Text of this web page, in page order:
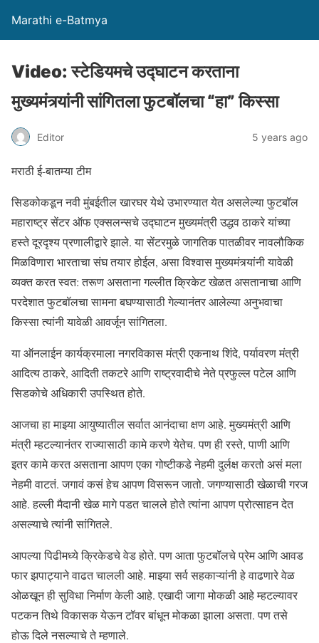
Marathi e-Batmya
Video: स्टेडियमचे उद्घाटन करताना
मुख्यमंत्र्यांनी सांगितला फुटबॉलचा “हा” किस्सा
Editor 5 years ago
मराठी ई-बातम्या टीम
सिडकोकडून नवी मुंबईतील खारघर येथे उभारण्यात येत असलेल्या फुटबॉल
महाराष्ट्र सेंटर ऑफ एक्सलन्सचे उद्घाटन मुख्यमंत्री उद्धव ठाकरे यांच्या
हस्ते दूरदृश्य प्रणालीद्वारे झाले. या सेंटरमुळे जागतिक पातळीवर नावलौकिक
मिळविणारा भारताचा संघ तयार होईल, असा विश्वास मुख्यमंत्र्यांनी यावेळी
व्यक्त करत स्वत: तरूण असताना गल्लीत क्रिकेट खेळत असतानाचा आणि
परदेशात फुटबॉलचा सामना बघण्यासाठी गेल्यानंतर आलेल्या अनुभवाचा
किस्सा त्यांनी यावेळी आवर्जून सांगितला.
या ऑनलाईन कार्यक्रमाला नगरविकास मंत्री एकनाथ शिंदे, पर्यावरण मंत्री
आदित्य ठाकरे, आदिती तकटरे आणि राष्ट्रवादीचे नेते प्रफुल्ल पटेल आणि
सिडकोचे अधिकारी उपस्थित होते.
आजचा हा माझ्या आयुष्यातील सर्वात आनंदाचा क्षण आहे. मुख्यमंत्री आणि
मंत्री म्हटल्यानंतर राज्यासाठी कामे करणे येतेच. पण ही रस्ते, पाणी आणि
इतर कामे करत असताना आपण एका गोष्टीकडे नेहमी दुर्लक्ष करतो असं मला
नेहमी वाटतं. जगावं कसं हेच आपण विसरून जातो. जगण्यासाठी खेळाची गरज
आहे. हल्ली मैदानी खेळ मागे पडत चालले होते त्यांना आपण प्रोत्साहन देत
असल्याचे त्यांनी सांगितले.
आपल्या पिढीमध्ये क्रिकेडचे वेड होते. पण आता फुटबॉलचे प्रेम आणि आवड
फार झपाट्याने वाढत चालली आहे. माझ्या सर्व सहकाऱ्यांनी हे वाढणारे वेळ
ओळखून ही सुविधा निर्माण केली आहे. एखादी जागा मोकळी आहे म्हटल्यावर
पटकन तिथे विकासक येऊन टॉवर बांधून मोकळा झाला असता. पण तसे
होऊ दिले नसल्याचे ते म्हणाले.